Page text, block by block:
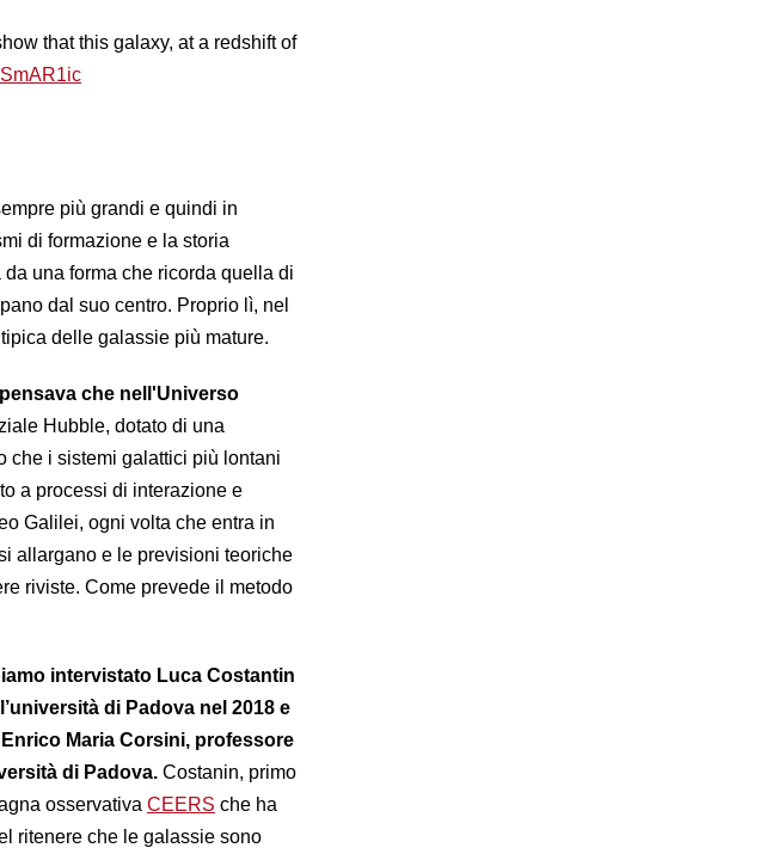
that this galaxy, at a redshift of
più grandi e quindi in
di formazione e la storia
una forma che ricorda quella di
dal suo centro. Proprio lì, nel
delle galassie più mature.
che nell'Universo
Hubble, dotato di una
che i sistemi galattici più lontani
a processi di interazione e
Galilei, ogni volta che entra in
allargano e le previsioni teoriche
riviste. Come prevede il metodo
intervistato Luca Costantin
di Padova nel 2018 e
Maria Corsini, professore
di Padova. Costanin, primo
osservativa CEERS che ha
ritenere che le galassie sono